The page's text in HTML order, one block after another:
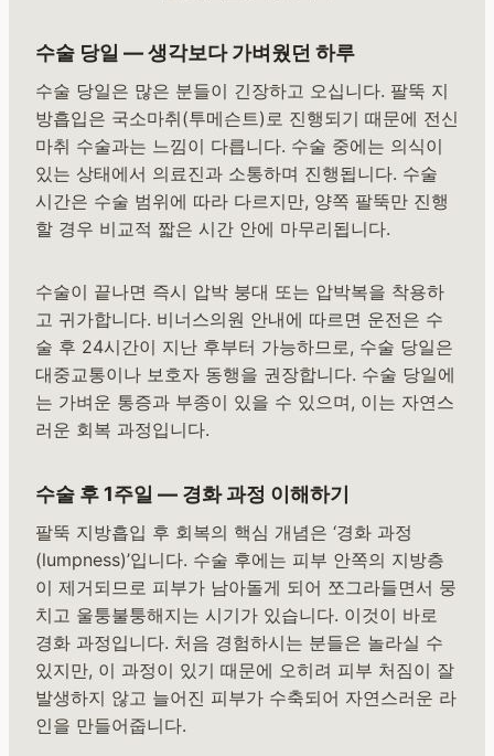
수술 당일 — 생각보다 가벼웠던 하루
수술 당일은 많은 분들이 긴장하고 오십니다. 팔뚝 지
방흡입은 국소마취(투메슨트)로 진행되기 때문에 전신
마취 수술과는 느낌이 다릅니다. 수술 중에는 의식이
있는 상태에서 의료진과 소통하며 진행됩니다. 수술
시간은 수술 범위에 따라 다르지만, 양쪽 팔뚝만 진행
할 경우 비교적 짧은 시간 안에 마무리됩니다.
수술이 끝나면 즉시 압박 붕대 또는 압박복을 착용하
고 귀가합니다. 비너스의원 안내에 따르면 운전은 수
술 후 24시간이 지난 후부터 가능하므로, 수술 당일은
대중교통이나 보호자 동행을 권장합니다. 수술 당일에
는 가벼운 통증과 부종이 있을 수 있으며, 이는 자연스
러운 회복 과정입니다.
수술 후 1주일 — 경화 과정 이해하기
팔뚝 지방흡입 후 회복의 핵심 개념은 ‘경화 과정
(lumpness)’입니다. 수술 후에는 피부 안쪽의 지방층
이 제거되므로 피부가 남아돌게 되어 쪼그라들면서 뭉
치고 울퉁불퉁해지는 시기가 있습니다. 이것이 바로
경화 과정입니다. 처음 경험하시는 분들은 놀라실 수
있지만, 이 과정이 있기 때문에 오히려 피부 처짐이 잘
발생하지 않고 늘어진 피부가 수축되어 자연스러운 라
인을 만들어줍니다.